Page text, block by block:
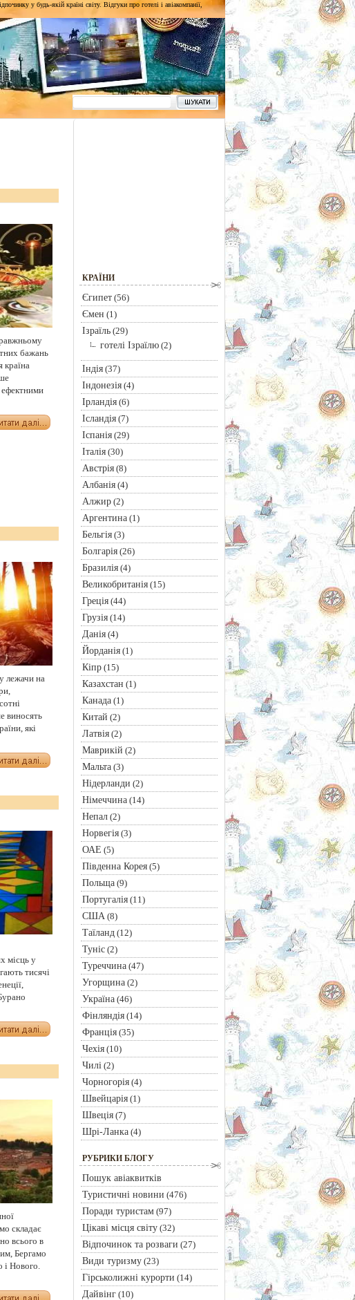
у будь-якій країні світу. Відгуки про готелі і авіакомпанії,
бажань
країна
лежачи на
виносять
які
місць у
тисячі
складає
всього в
Бергамо
і Нового.
КРАЇНИ
Єгипет(56)
Ємен (1)
Ізраїль(29)
готелі Ізраїлю(2)
Індія(37)
Індонезія(4)
Ірландія(6)
Ісландія(7)
Іспанія(29)
Італія(30)
Австрія(8)
Албанія(4)
Алжир(2)
Аргентина(1)
Бельгія(3)
Болгарія(26)
Бразилія(4)
Великобританія(15)
Греція(44)
Грузія(14)
Данія(4)
Йорданія(1)
Кіпр(15)
Казахстан (1)
Канада(1)
Китай (2)
Латвія(2)
Маврикій (2)
Мальта(3)
Нідерланди (2)
Німеччина(14)
Непал(2)
Норвегія(3)
ОАЕ (5)
Південна Корея(5)
Польща(9)
Португалія(11)
США(8)
Таїланд(12)
Туніс(2)
Туреччина(47)
Угорщина(2)
Україна(46)
Фінляндія(14)
Франція(35)
Чехія(10)
Чилі(2)
Чорногорія(4)
Швейцарія(1)
Швеція(7)
Шрі-Ланка(4)
РУБРИКИ БЛОГУ
Пошук авіаквитків
Туристичні новини (476)
Поради туристам(97)
Цікаві місця світу(32)
Відпочинок та розваги (27)
Види туризму(23)
Гірськолижні курорти (14)
Дайвінг(10)